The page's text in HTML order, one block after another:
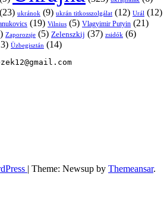
(23) ukránok (9) ukrán titkosszolgálat (12) Urál (12)
(19) Vilnius (5) Vlagyimir Putyin (21)
Zaporozsje (5) Zelenszkij (37) zsidók (6)
Üzbegisztán (14)
| Theme: Newsup by Themeansar.